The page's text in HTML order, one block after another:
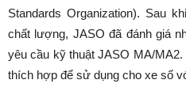
Standards Organization). Sau
chất lượng, JASO đã đánh giá
yêu cầu kỹ thuật JASO MA/
thích hợp để sử dụng cho xe số